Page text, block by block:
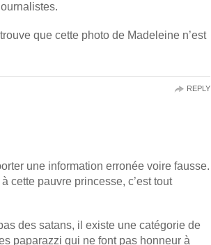
que cette photo de Madeleine n’est
une information erronée voire fausse.
cette pauvre princesse, c’est tout
des satans, il existe une catégorie de
paparazzi qui ne font pas honneur à
REPLY